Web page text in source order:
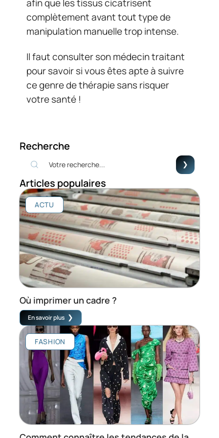
afin que les tissus cicatrisent
complètement avant tout type de
manipulation manuelle trop intense.
Il faut consulter son médecin traitant
pour savoir si vous êtes apte à suivre
ce genre de thérapie sans risquer
votre santé !
Recherche
Articles populaires
ACTU
Où imprimer un cadre ?
En savoir plus
FASHION